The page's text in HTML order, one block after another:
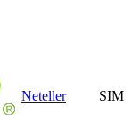
Neteller SIM